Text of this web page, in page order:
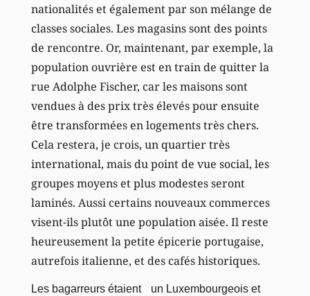
nationalités et également par son mélange de
classes sociales. Les magasins sont des points
de rencontre. Or, maintenant, par exemple, la
population ouvrière est en train de quitter la
rue Adolphe Fischer, car les maisons sont
vendues à des prix très élevés pour ensuite
être transformées en logements très chers.
Cela restera, je crois, un quartier très
international, mais du point de vue social, les
groupes moyens et plus modestes seront
laminés. Aussi certains nouveaux commerces
visent-ils plutôt une population aisée. Il reste
heureusement la petite épicerie portugaise,
autrefois italienne, et des cafés historiques.
Les bagarreurs étaient un Luxembourgeois et